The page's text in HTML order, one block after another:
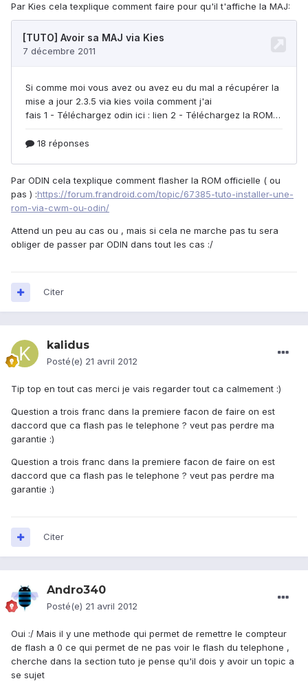
Par Kies cela texplique comment faire pour qu'il t'affiche la MAJ:
Par ODIN cela texplique comment flasher la ROM officielle ( ou
pas ) :https://forum.frandroid.com/topic/67385-tuto-installer-une-
rom-via-cwm-ou-odin/
Attend un peu au cas ou , mais si cela ne marche pas tu sera
obliger de passer par ODIN dans tout les cas :/
Citer
kalidus
Posté(e) 21 avril 2012
Tip top en tout cas merci je vais regarder tout ca calmement :)
Question a trois franc dans la premiere facon de faire on est
daccord que ca flash pas le telephone ? veut pas perdre ma
garantie :)
Question a trois franc dans la premiere facon de faire on est
daccord que ca flash pas le telephone ? veut pas perdre ma
garantie :)
Citer
Andro340
Posté(e) 21 avril 2012
Oui :/ Mais il y une methode qui permet de remettre le compteur
de flash a 0 ce qui permet de ne pas voir le flash du telephone ,
cherche dans la section tuto je pense qu'il dois y avoir un topic a
se sujet